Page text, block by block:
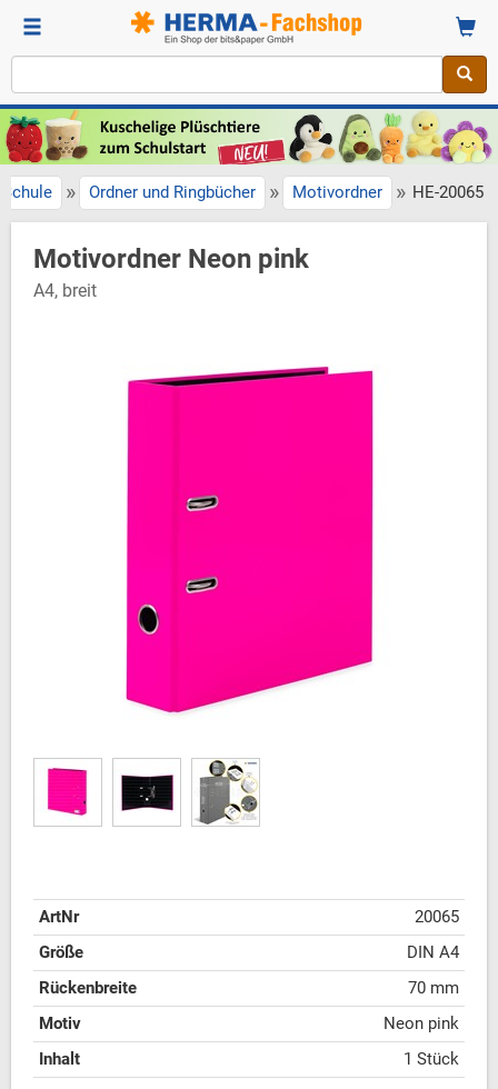
Schule » Ordner und Ringbücher » Motivordner » HE-20065
Motivordner Neon pink
A4, breit
ArtNr
20065
Größe
DIN A4
Rückenbreite
70 mm
Motiv
Neon pink
Inhalt
1 Stück